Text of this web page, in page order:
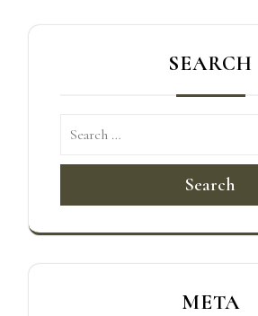
SEARCH
Search
META